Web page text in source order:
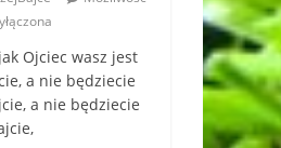
Ojciec wasz jest
a nie będziecie
a nie będziecie